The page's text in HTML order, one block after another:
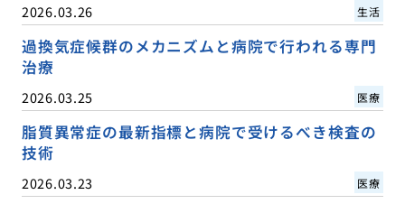
2026.03.26 生活
過換気症候群のメカニズムと病院で行われる専門
治療
2026.03.25 医療
脂質異常症の最新指標と病院で受けるべき検査の
技術
2026.03.23 医療